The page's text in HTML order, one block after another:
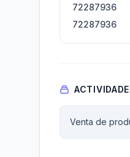
72287936
72287936
Venta de